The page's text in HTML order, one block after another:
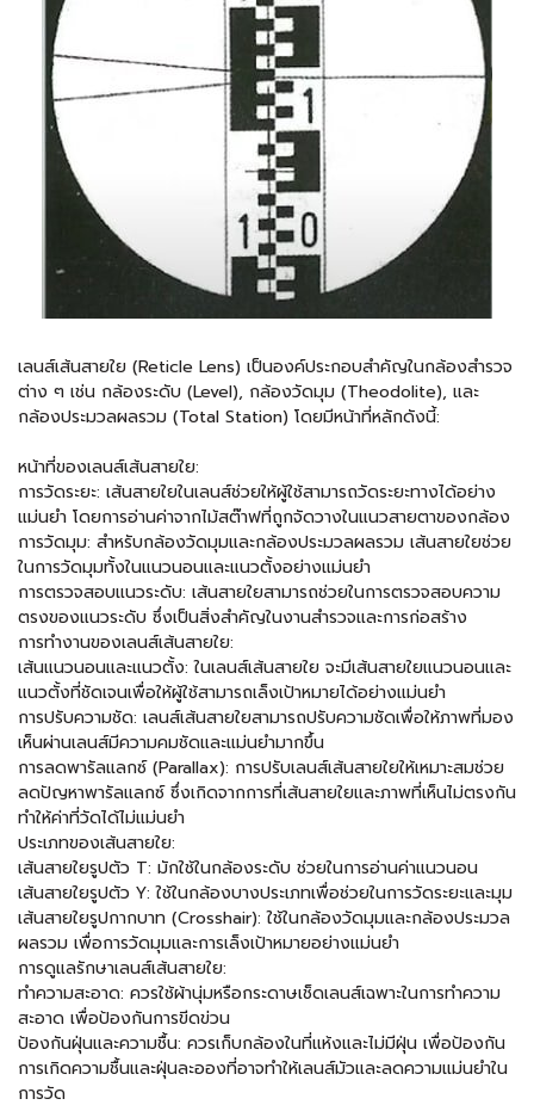
เลนส์เส้นสายใย (Reticle Lens) เป็นองค์ประกอบสำคัญในกล้องสำรวจ
ต่าง ๆ เช่น กล้องระดับ (Level), กล้องวัดมุม (Theodolite), และ
กล้องประมวลผลรวม (Total Station) โดยมีหน้าที่หลักดังนี้:
หน้าที่ของเลนส์เส้นสายใย:
การวัดระยะ: เส้นสายใยในเลนส์ช่วยให้ผู้ใช้สามารถวัดระยะทางได้อย่าง
แม่นยำ โดยการอ่านค่าจากไม้สต๊าฟที่ถูกจัดวางในแนวสายตาของกล้อง
การวัดมุม: สำหรับกล้องวัดมุมและกล้องประมวลผลรวม เส้นสายใยช่วย
ในการวัดมุมทั้งในแนวนอนและแนวตั้งอย่างแม่นยำ
การตรวจสอบแนวระดับ: เส้นสายใยสามารถช่วยในการตรวจสอบความ
ตรงของแนวระดับ ซึ่งเป็นสิ่งสำคัญในงานสำรวจและการก่อสร้าง
การทำงานของเลนส์เส้นสายใย:
เส้นแนวนอนและแนวตั้ง: ในเลนส์เส้นสายใย จะมีเส้นสายใยแนวนอนและ
แนวตั้งที่ชัดเจนเพื่อให้ผู้ใช้สามารถเล็งเป้าหมายได้อย่างแม่นยำ
การปรับความชัด: เลนส์เส้นสายใยสามารถปรับความชัดเพื่อให้ภาพที่มอง
เห็นผ่านเลนส์มีความคมชัดและแม่นยำมากขึ้น
การลดพารัลแลกซ์ (Parallax): การปรับเลนส์เส้นสายใยให้เหมาะสมช่วย
ลดปัญหาพารัลแลกซ์ ซึ่งเกิดจากการที่เส้นสายใยและภาพที่เห็นไม่ตรงกัน
ทำให้ค่าที่วัดได้ไม่แม่นยำ
ประเภทของเส้นสายใย:
เส้นสายใยรูปตัว T: มักใช้ในกล้องระดับ ช่วยในการอ่านค่าแนวนอน
เส้นสายใยรูปตัว Y: ใช้ในกล้องบางประเภทเพื่อช่วยในการวัดระยะและมุม
เส้นสายใยรูปกากบาท (Crosshair): ใช้ในกล้องวัดมุมและกล้องประมวล
ผลรวม เพื่อการวัดมุมและการเล็งเป้าหมายอย่างแม่นยำ
การดูแลรักษาเลนส์เส้นสายใย:
ทำความสะอาด: ควรใช้ผ้านุ่มหรือกระดาษเช็ดเลนส์เฉพาะในการทำความ
สะอาด เพื่อป้องกันการขีดข่วน
ป้องกันฝุ่นและความชื้น: ควรเก็บกล้องในที่แห้งและไม่มีฝุ่น เพื่อป้องกัน
การเกิดความชื้นและฝุ่นละอองที่อาจทำให้เลนส์มัวและลดความแม่นยำใน
การวัด